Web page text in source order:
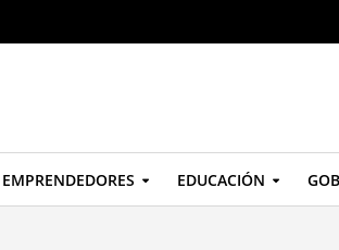
EMPRENDEDORES EDUCACIÓN